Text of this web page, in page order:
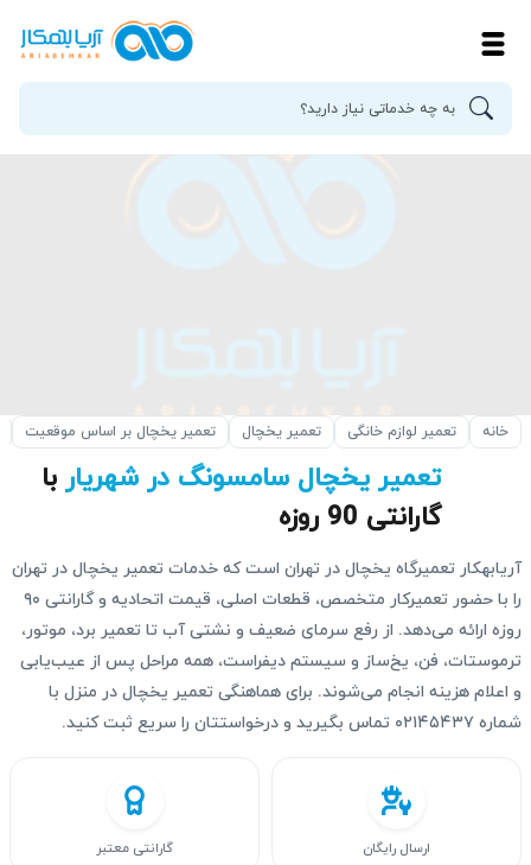
خانه تعمیر لوازم خانگی تعمیر یخچال تعمیر یخچال بر اساس موقعیت
تعمیر یخچال سامسونگ در شهریاربا
گارانتی 90 روزه
آریابهکار تعمیرگاه یخچال در تهران است که خدمات تعمیر یخچال در تهران
را با حضور تعمیرکار متخصص، قطعات اصلی، قیمت اتحادیه و گارانتی ۹۰
روزه ارائه می‌دهد. از رفع سرمای ضعیف و نشتی آب تا تعمیر برد، موتور،
ترموستات، فن، یخ‌ساز و سیستم دیفراست، همه مراحل پس از عیب‌یابی
و اعلام هزینه انجام می‌شوند. برای هماهنگی تعمیر یخچال در منزل با
شماره ۰۲۱۴۵۴۳۷ تماس بگیرید و درخواستتان را سریع ثبت کنید.
ارسال رایگان گارانتی معتبر